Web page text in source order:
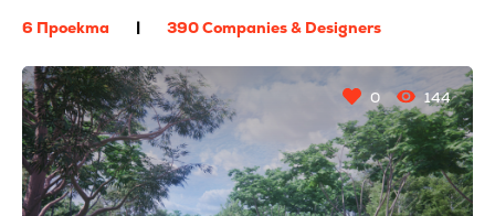
6 Проекта | 390 Companies & Designers
0 144